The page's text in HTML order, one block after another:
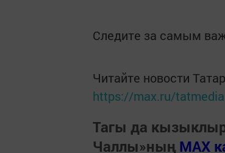
Следите за самым
Читайте новости
https://max.ru/tatmedia
Тагы да
Чаллы»ның MAX